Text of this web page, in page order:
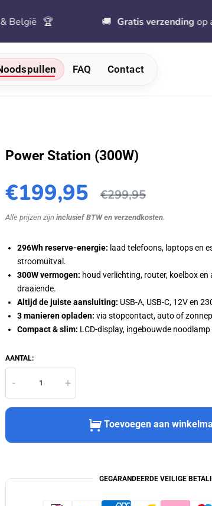
🏆 Gratis verzendingop alle
FAQ Contact
Power Station (300W)
€199,95 €299,95
Alle prijzen zijn inclusief BTW en verzendkosten.
296Wh reserve-energie: laad telefoons, laptops en
stroomuitval.
300W vermogen: houd verlichting, router, koelbox
draaiende.
Altijd de juiste aansluiting: USB-A, USB-C, 12V en
3 manieren opladen: via stopcontact, auto of
Compact & slim: LCD-display, ingebouwde
AANTAL:
- +
Toevoegen aan
GEGARANDEERDE VEILIGE